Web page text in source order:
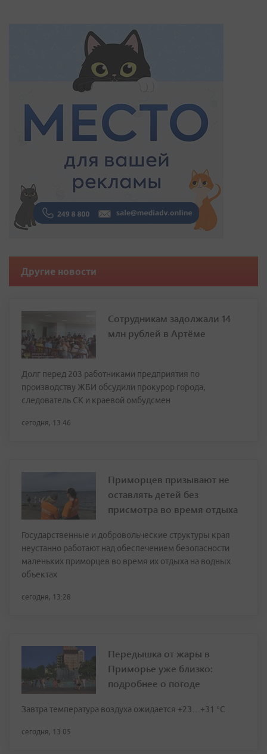
Другие новости
Сотрудникам задолжали 14
млн рублей в Артёме
Долг перед 203 работниками предприятия по
производству ЖБИ обсудили прокурор города,
следователь СК и краевой омбудсмен
сегодня, 13:46
Приморцев призывают не
оставлять детей без
присмотра во время отдыха
Государственные и добровольческие структуры края
неустанно работают над обеспечением безопасности
маленьких приморцев во время их отдыха на водных
объектах
сегодня, 13:28
Передышка от жары в
Приморье уже близко:
подробнее о погоде
Завтра температура воздуха ожидается +23…+31 °C
сегодня, 13:05